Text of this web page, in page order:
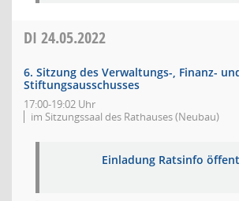
DI 24.05.2022
6. Sitzung des Verwaltungs-, Finanz-
Stiftungsausschusses
17:00-19:02 Uhr
im Sitzungssaal des Rathauses (Neubau)
Einladung Ratsinfo